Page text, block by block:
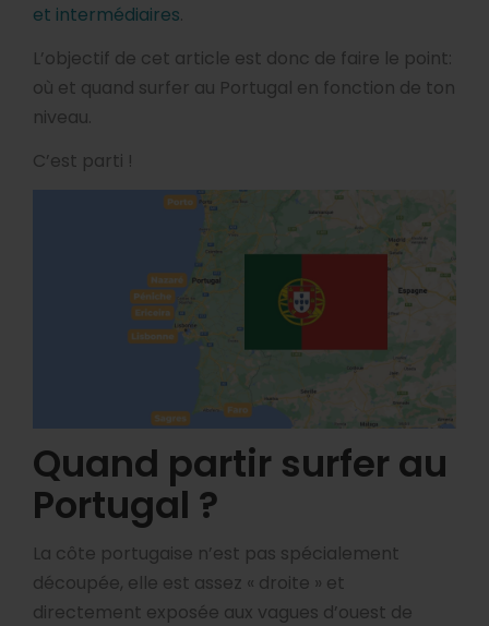
et intermédiaires.
L’objectif de cet article est donc de faire le point:
où et quand surfer au Portugal en fonction de ton
niveau.
C’est parti !
Quand partir surfer au
Portugal ?
La côte portugaise n’est pas spécialement
découpée, elle est assez « droite » et
directement exposée aux vagues d’ouest de